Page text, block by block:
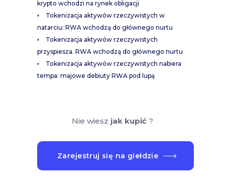
krypto wchodzi na rynek obligacji
Tokenizacja aktywów rzeczywistych w
natarciu: RWA wchodzą do głównego nurtu
Tokenizacja aktywów rzeczywistych
przyspiesza. RWA wchodzą do głównego nurtu
Tokenizacja aktywów rzeczywistych nabiera
tempa: majowe debiuty RWA pod lupą
Nie wiesz jak kupić?
Zarejestruj się na giełdzie